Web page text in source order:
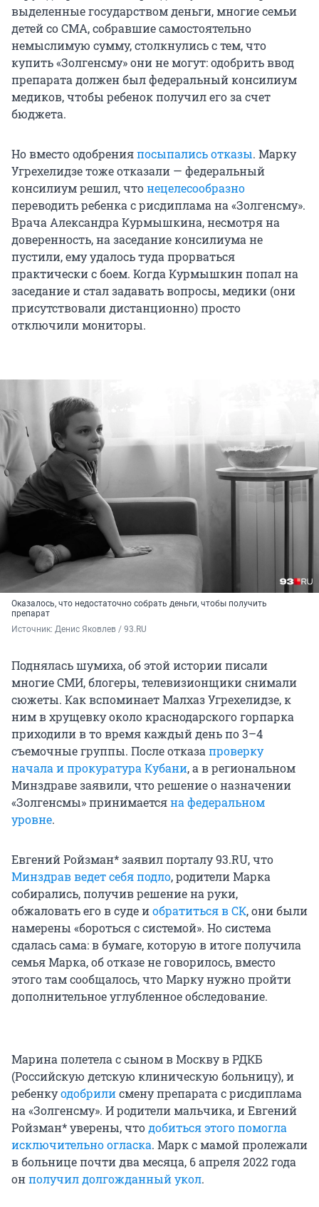
выделенные государством деньги, многие семьи
детей со СМА, собравшие самостоятельно
немыслимую сумму, столкнулись с тем, что
купить «Золгенсму» они не могут: одобрить ввод
препарата должен был федеральный консилиум
медиков, чтобы ребенок получил его за счет
бюджета.
Но вместо одобренияпосыпались отказы. Марку
Угрехелидзе тоже отказали — федеральный
консилиум решил, чтонецелесообразно
переводить ребенка с рисдиплама на «Золгенсму».
Врача Александра Курмышкина, несмотря на
доверенность, на заседание консилиума не
пустили, ему удалось туда прорваться
практически с боем. Когда Курмышкин попал на
заседание и стал задавать вопросы, медики (они
присутствовали дистанционно) просто
отключили мониторы.
Оказалось, что недостаточно собрать деньги, чтобы получить
препарат
Источник: Денис Яковлев / 93.RU
Поднялась шумиха, об этой истории писали
многие СМИ, блогеры, телевизионщики снимали
сюжеты. Как вспоминает Малхаз Угрехелидзе, к
ним в хрущевку около краснодарского горпарка
приходили в то время каждый день по 3–4
съемочные группы. После отказапроверку
начала и прокуратура Кубани, а в региональном
Минздраве заявили, что решение о назначении
«Золгенсмы» принимаетсяна федеральном
уровне.
Евгений Ройзман* заявил порталу 93.RU, что
Минздрав ведет себя подло, родители Марка
собирались, получив решение на руки,
обжаловать его в суде иобратиться в СК, они были
намерены «бороться с системой». Но система
сдалась сама: в бумаге, которую в итоге получила
семья Марка, об отказе не говорилось, вместо
этого там сообщалось, что Марку нужно пройти
дополнительное углубленное обследование.
Марина полетела с сыном в Москву в РДКБ
(Российскую детскую клиническую больницу), и
ребенкуодобрилисмену препарата с рисдиплама
на «Золгенсму». И родители мальчика, и Евгений
Ройзман* уверены, чтодобиться этого помогла
исключительно огласка. Марк с мамой пролежали
в больнице почти два месяца, 6 апреля 2022 года
онполучил долгожданный укол.